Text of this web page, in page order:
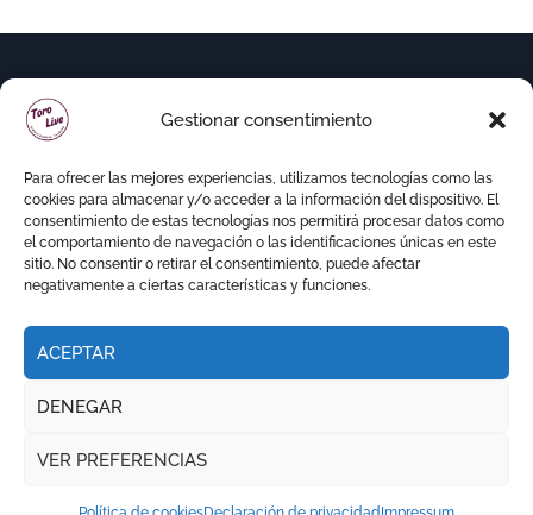
Gestionar consentimiento
Para ofrecer las mejores experiencias, utilizamos tecnologías como las
cookies para almacenar y/o acceder a la información del dispositivo. El
consentimiento de estas tecnologías nos permitirá procesar datos como
el comportamiento de navegación o las identificaciones únicas en este
sitio. No consentir o retirar el consentimiento, puede afectar
negativamente a ciertas características y funciones.
ACEPTAR
DENEGAR
VER PREFERENCIAS
Copyright © Todos los derechos reservados
EL PODCAST DE TOROLIVE